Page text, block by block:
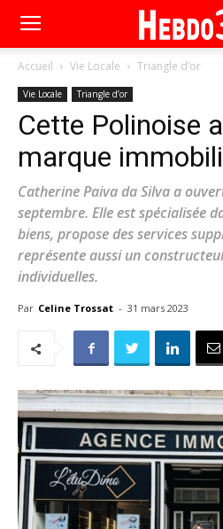
Accueil Vie Locale Triangle d’or
Vie Locale Triangle d’or
Cette Polinoise
marque
Catherine Paiva da Silva a
septembre. Elle est spécialisée
biens, propose des services
représente aussi un
individuelles.
Par Celine Trossat - 31 mars 2023